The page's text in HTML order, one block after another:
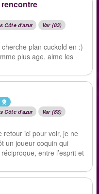
Côte d'azur
Var (83)
plan cuckold en :)
plus age. aime les
Côte d'azur
Var (83)
retour ici pour voir, je ne
un joueur coquin qui
entre l’esprit et